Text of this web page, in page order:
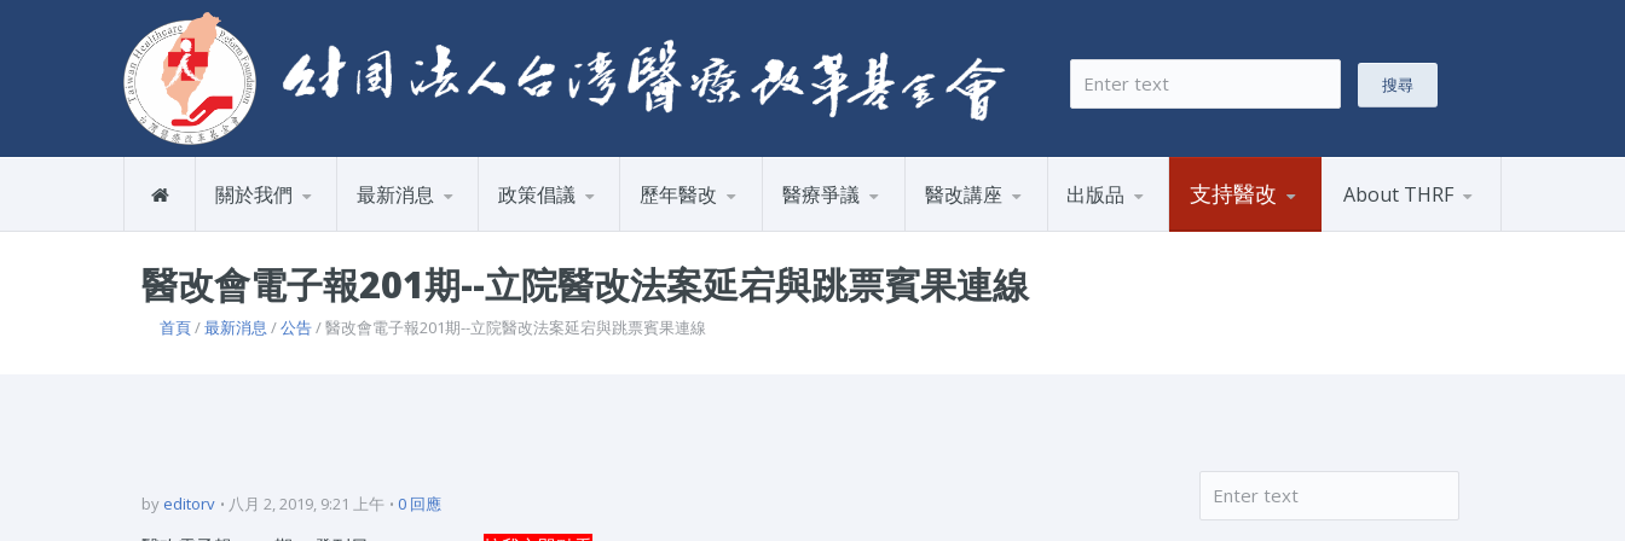
搜尋表單
搜尋
關於我們 最新消息 政策倡議 歷年醫改 醫療爭議 醫改講座 出版品 支持醫改 About THRF
醫改會電子報201期--立院醫改法案延宕與跳票賓果連線
首頁/最新消息 /公告/ 醫改會電子報201期--立院醫改法案延宕與跳票賓果連線
by editorv 八月 2, 2019, 9:21 上午 0 回應 搜尋表單
搜尋